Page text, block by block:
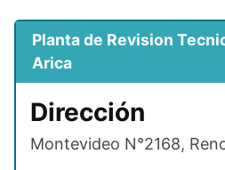
Planta de Revision
Arica
Dirección
Montevideo N°2168,